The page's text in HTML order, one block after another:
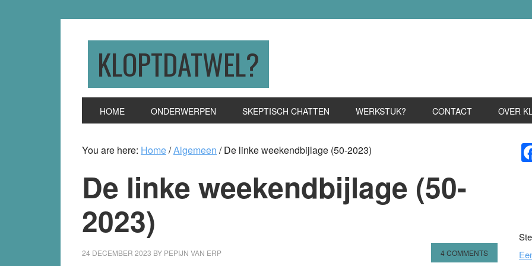
KLOPTDATWEL?
HOME ONDERWERPEN SKEPTISCH CHATTEN WERKSTUK? CONTACT OVER
You are here: Home/Algemeen /De linke weekendbijlage (50-2023)
De linke weekendbijlage (50-
2023)
24 DECEMBER 2023 BY PEPIJN VAN ERP 4 COMMENTS